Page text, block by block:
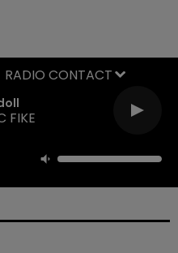
FIKE
RADIO CONTACT